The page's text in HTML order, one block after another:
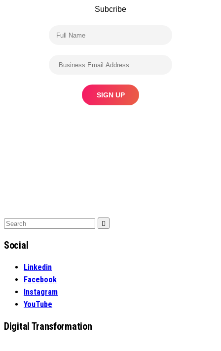
Subcribe
Search
Social
Linkedin
Facebook
Instagram
YouTube
Digital Transformation